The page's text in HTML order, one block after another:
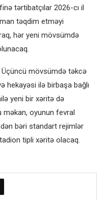
tərtibatçılar 2026-cı il
təqdim etməyi
hər yeni mövsümdə
Üçüncü mövsümdə təkcə
hekayəsi ilə birbaşa bağlı
yeni bir xəritə də
məkan, oyunun fevral
bəri standart rejimlər
tipli xəritə olacaq.